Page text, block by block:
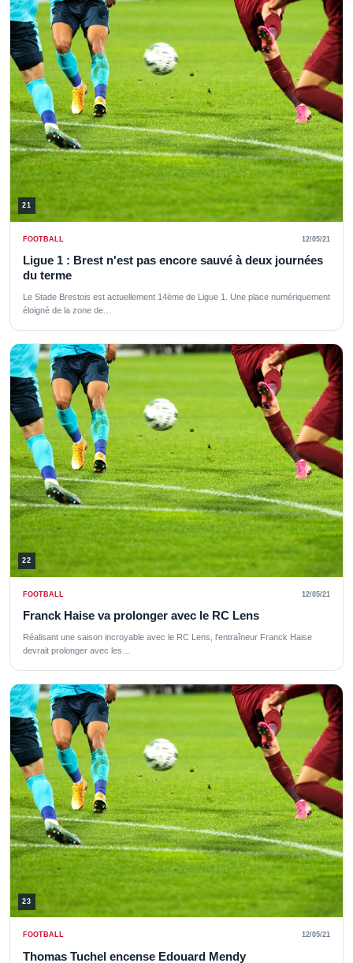
21
FOOTBALL 12/05/21
Ligue 1 : Brest n'est pas encore sauvé à deux journées
du terme
Le Stade Brestois est actuellement 14ème de Ligue 1. Une place numériquement
éloigné de la zone de…
22
FOOTBALL 12/05/21
Franck Haise va prolonger avec le RC Lens
Réalisant une saison incroyable avec le RC Lens, l'entraîneur Franck Haise
devrait prolonger avec les…
23
FOOTBALL 12/05/21
Thomas Tuchel encense Edouard Mendy